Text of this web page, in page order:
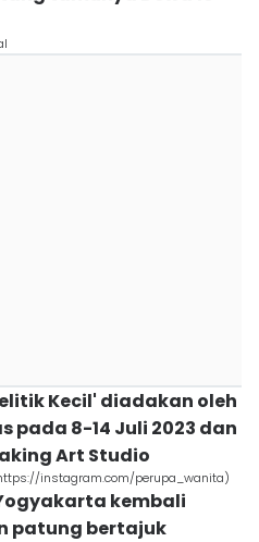
Kecil' diadakan oleh
pada 8-14 Juli 2023 dan
Art Studio
instagram.com/perupa_wanita)
kembali
patung bertajuk